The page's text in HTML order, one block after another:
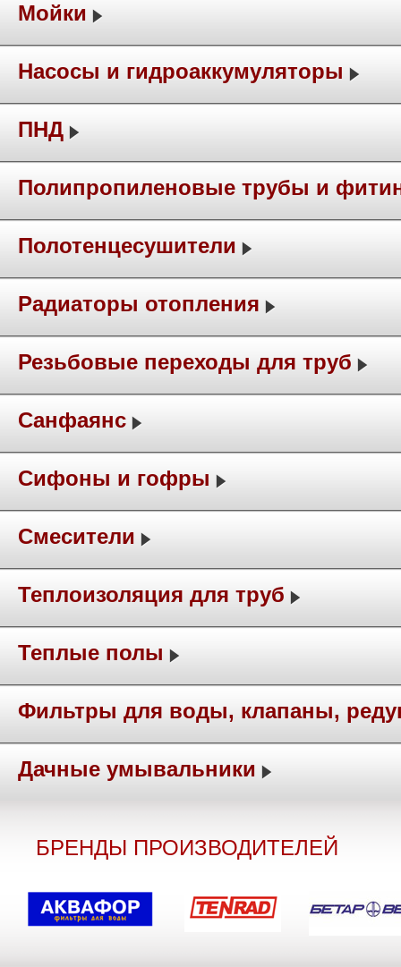
Мойки
Насосы и гидроаккумуляторы
ПНД
Полипропиленовые трубы и
Полотенцесушители
Радиаторы отопления
Резьбовые переходы для труб
Санфаянс
Сифоны и гофры
Смесители
Теплоизоляция для труб
Теплые полы
Фильтры для воды, клапаны,
Дачные умывальники
БРЕНДЫ ПРОИЗВОДИТЕЛЕЙ